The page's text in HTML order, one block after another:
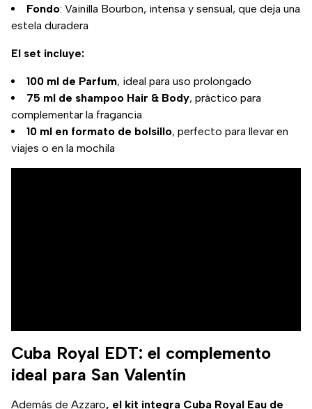
Fondo: Vainilla Bourbon, intensa y sensual, que deja una
estela duradera
El set incluye:
100 ml de Parfum, ideal para uso prolongado
75 ml de shampoo Hair & Body, práctico para
complementar la fragancia
10 ml en formato de bolsillo, perfecto para llevar en
viajes o en la mochila
Cuba Royal EDT: el complemento
ideal para San Valentín
Además de Azzaro, el kit integra Cuba Royal Eau de